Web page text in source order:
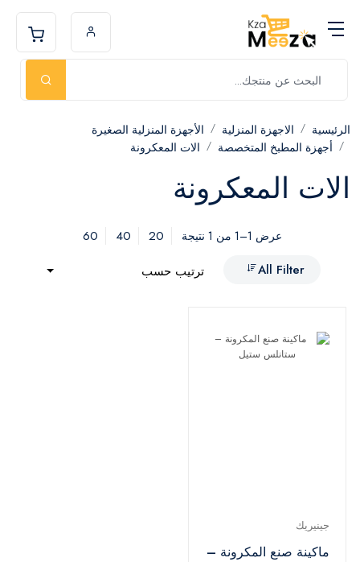
الرئيسية الاجهزة المنزلية
الأجهزة المنزلية الصغيرة
أجهزة المطبخ المتخصصة
الات المعكرونة
الات المعكرونة
عرض 1–1 من 1 نتيجة 20
40
60
All Filter
ترتيب حسب
جينيريك
ماكينة صنع المكرونة –